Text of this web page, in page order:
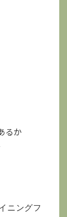
るか
ニングフ